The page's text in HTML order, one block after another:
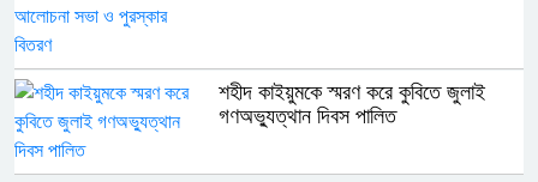
শহীদ কাইয়ুমকে স্মরণ করে কুবিতে জুলাই
গণঅভ্যুত্থান দিবস পালিত